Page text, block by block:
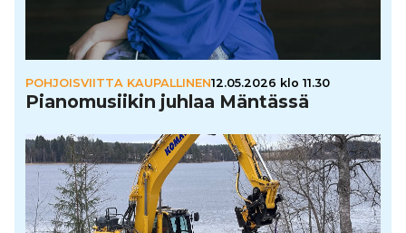
POHJOISVIITTA KAUPALLINEN12.05.2026 klo 11.30
Pia­no­mu­sii­kin juhlaa Mäntässä